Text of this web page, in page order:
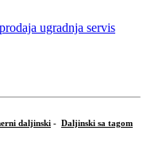
daljinski - Daljinski sa tagom